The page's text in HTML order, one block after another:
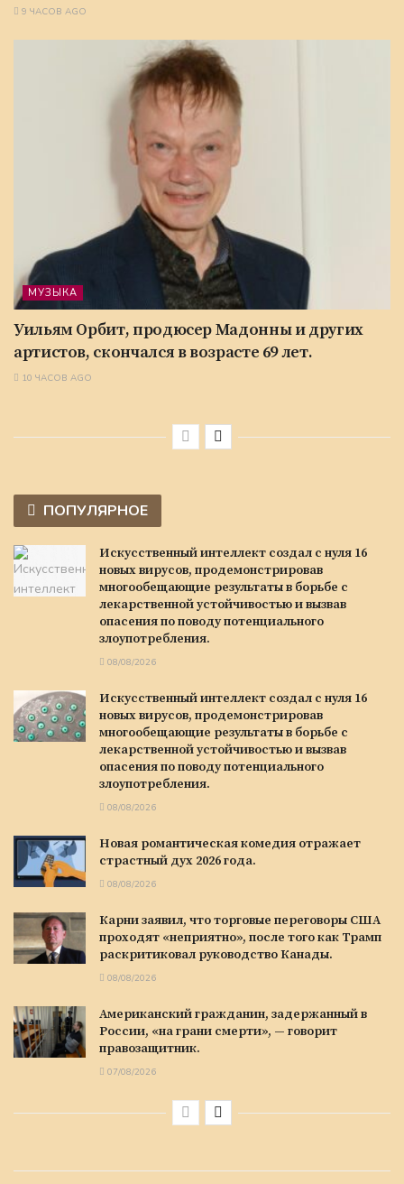
9 ЧАСОВ AGO
МУЗЫКА
Уильям Орбит, продюсер Мадонны и других
артистов, скончался в возрасте 69 лет.
10 ЧАСОВ AGO
ПОПУЛЯРНОЕ
Искусственный интеллект создал с нуля 16
новых вирусов, продемонстрировав
многообещающие результаты в борьбе с
лекарственной устойчивостью и вызвав
опасения по поводу потенциального
злоупотребления.
08/08/2026
Искусственный интеллект создал с нуля 16
новых вирусов, продемонстрировав
многообещающие результаты в борьбе с
лекарственной устойчивостью и вызвав
опасения по поводу потенциального
злоупотребления.
08/08/2026
Новая романтическая комедия отражает
страстный дух 2026 года.
08/08/2026
Карни заявил, что торговые переговоры США
проходят «неприятно», после того как Трамп
раскритиковал руководство Канады.
08/08/2026
Американский гражданин, задержанный в
России, «на грани смерти», — говорит
правозащитник.
07/08/2026